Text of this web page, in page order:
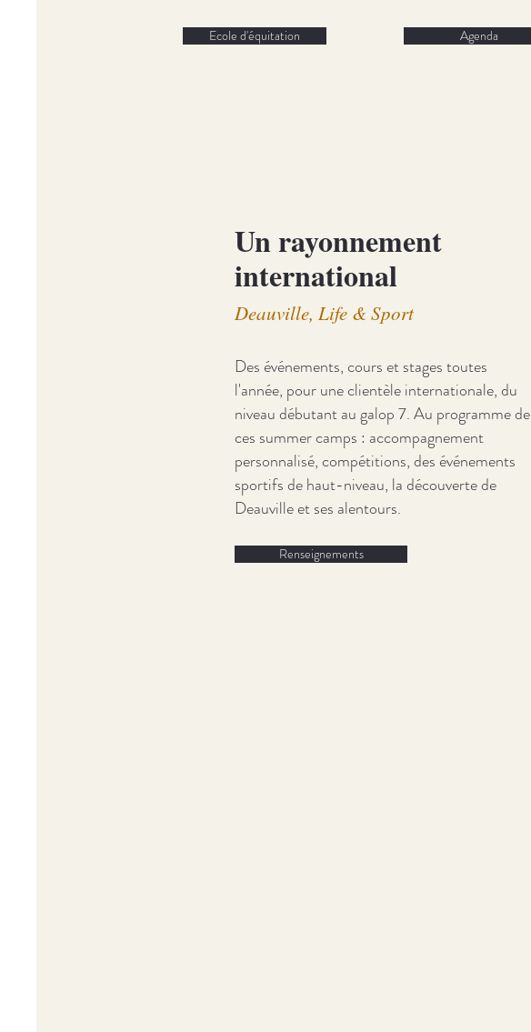
Ecole d'équitation Agenda
Un rayonnement
international
Deauville, Life & Sport
Des événements, cours et stages toutes
l'année, pour une clientèle internationale, du
niveau débutant au galop 7. Au programme de
ces summer camps : accompagnement
personnalisé, compétitions, des événements
sportifs de haut-niveau, la découverte de
Deauville et ses alentours.
Renseignements